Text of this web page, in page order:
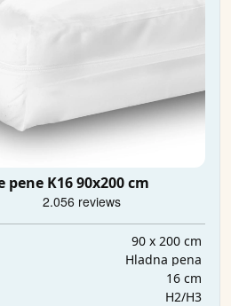
K16 90x200 cm
90 x 200 cm
Hladna pena
16 cm
H2/H3